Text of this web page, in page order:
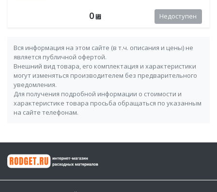
0 ⃏ Недоступен
Вся информация на этом сайте (в т.ч. описания и цены) не
является публичной офертой.
Внешний вид товара, его комплектация и характеристики
могут изменяться производителем без предварительного
уведомления.
Для получения подробной информации о стоимости и
характеристике товара просьба обращаться по указанным
на сайте телефонам.